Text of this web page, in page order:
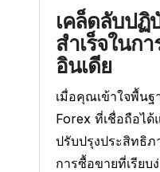
เคล็ดลับปฏิ
สำเร็จในกา
อินเดีย
เมื่อคุณเข้าใจพื้นฐ
Forex ที่เชื่อถือไ
ปรับปรุงประสิทธิ
การซื้อขายที่เรีย